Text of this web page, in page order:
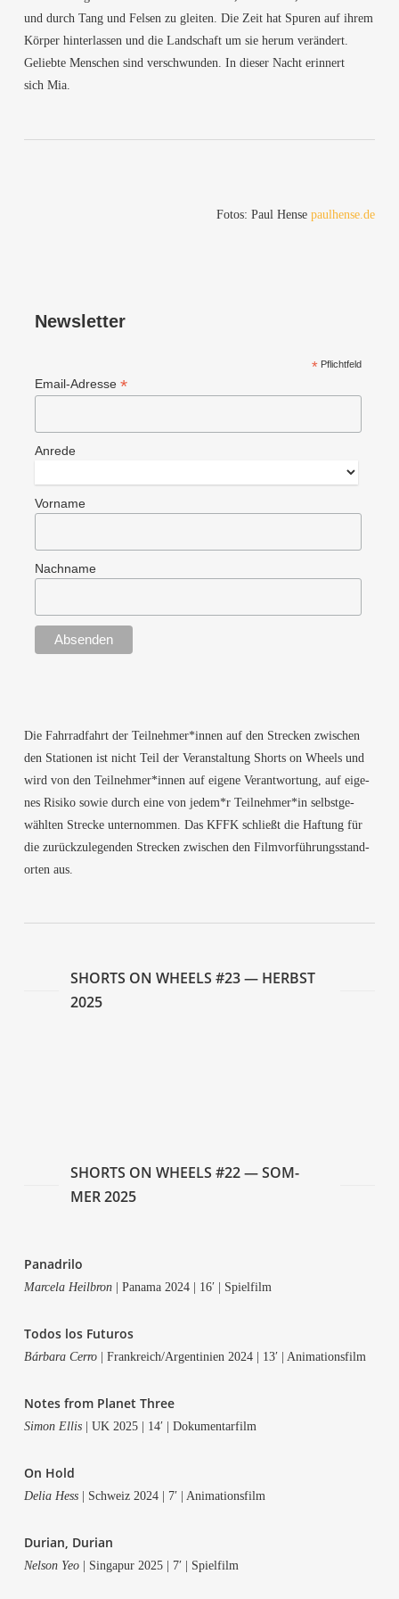
und durch Tang und Fel­sen zu glei­ten. Die Zeit hat Spu­ren auf ihrem
Kör­per hin­ter­las­sen und die Land­schaft um sie her­um ver­än­dert.
Gelieb­te Men­schen sind ver­schwun­den. In die­ser Nacht erin­nert
sich Mia.
Fotos: Paul Hen­sepaulhense.de
News­let­ter
*Pflichtfeld
Email-Adres­se *
Anre­de
Vor­na­me
Nach­na­me
Die Fahr­rad­fahrt der Teilnehmer*innen auf den Stre­cken zwi­schen
den Sta­tio­nen ist nicht Teil der Ver­an­stal­tung Shorts on Wheels und
wird von den Teilnehmer*innen auf eige­ne Ver­ant­wor­tung, auf eige­
nes Risi­ko sowie durch eine von jedem*r Teilnehmer*in selbst­ge­
wähl­ten Stre­cke unter­nom­men. Das KFFK schließt die Haf­tung für
die zurück­zu­le­gen­den Stre­cken zwi­schen den Film­vor­füh­rungs­stand­
or­ten aus.
SHORTS ON WHEELS #23 — HERBST
2025
SHORTS ON WHEELS #22 — SOM­
MER 2025
Pan­adri­lo
Mar­ce­la Heil­bron | Pana­ma 2024 | 16′ | Spielfilm
Todos los Futuros
Bár­ba­ra Cer­ro | Frankreich/Argentinien 2024 | 13′ | Animationsfilm
Notes from Pla­net Three
Simon Ellis | UK 2025 | 14′ | Dokumentarfilm
On Hold
Delia Hess | Schweiz 2024 | 7′ | Animationsfilm
Duri­an, Durian
Nel­son Yeo | Sin­ga­pur 2025 | 7′ | Spielfilm